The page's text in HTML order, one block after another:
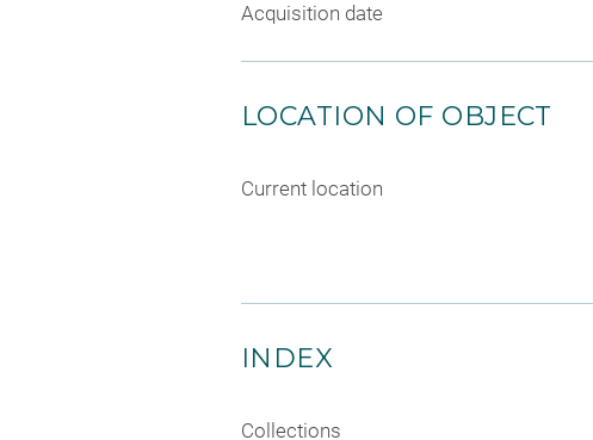
Acquisition date
LOCATION OF OBJECT
Current location
INDEX
Collections